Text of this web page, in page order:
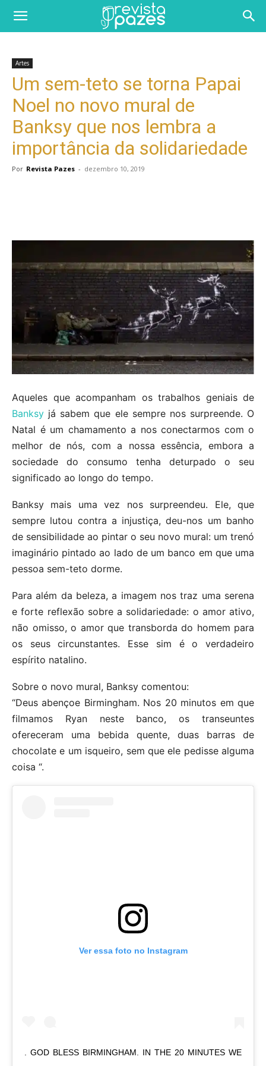
Artes
Um sem-teto se torna Papai
Noel no novo mural de
Banksy que nos lembra a
importância da solidariedade
Por Revista Pazes - dezembro 10, 2019
Aqueles que acompanham os trabalhos geniais de
Banksy já sabem que ele sempre nos surpreende. O
Natal é um chamamento a nos conectarmos com o
melhor de nós, com a nossa essência, embora a
sociedade do consumo tenha deturpado o seu
significado ao longo do tempo.
Banksy mais uma vez nos surpreendeu. Ele, que
sempre lutou contra a injustiça, deu-nos um banho
de sensibilidade ao pintar o seu novo mural: um trenó
imaginário pintado ao lado de um banco em que uma
pessoa sem-teto dorme.
Para além da beleza, a imagem nos traz uma serena
e forte reflexão sobre a solidariedade: o amor ativo,
não omisso, o amor que transborda do homem para
os seus circunstantes. Esse sim é o verdadeiro
espírito natalino.
Sobre o novo mural, Banksy comentou:
“Deus abençoe Birmingham. Nos 20 minutos em que
filmamos Ryan neste banco, os transeuntes
ofereceram uma bebida quente, duas barras de
chocolate e um isqueiro, sem que ele pedisse alguma
coisa “.
Ver essa foto no Instagram
. GOD BLESS BIRMINGHAM. IN THE 20 MINUTES WE